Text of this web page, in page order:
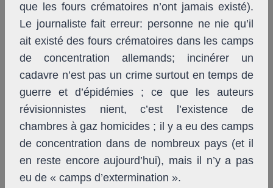
que les fours crématoires n’ont jamais existé).
Le journaliste fait erreur: personne ne nie qu’il
ait existé des fours crématoires dans les camps
de concentration allemands; incinérer un
cadavre n’est pas un crime surtout en temps de
guerre et d’épidémies ; ce que les auteurs
révisionnistes nient, c’est l’existence de
chambres à gaz homicides ; il y a eu des camps
de concentration dans de nombreux pays (et il
en reste encore aujourd’hui), mais il n’y a pas
eu de « camps d’extermination ».